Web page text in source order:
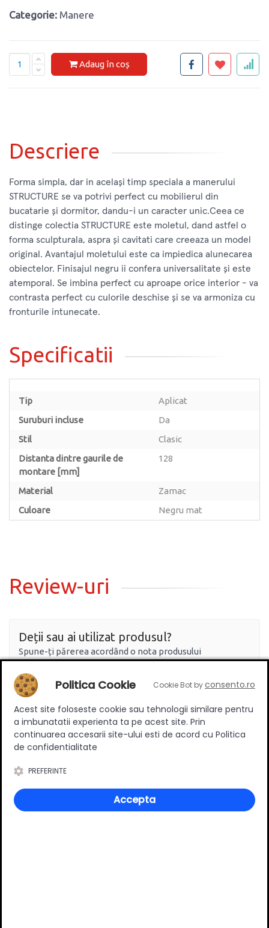
Categorie: Manere
Adaug în coș
Descriere
Forma simpla, dar in același timp speciala a manerului
STRUCTURE se va potrivi perfect cu mobilierul din
bucatarie și dormitor, dandu-i un caracter unic.Ceea ce
distinge colectia STRUCTURE este moletul, dand astfel o
forma sculpturala, aspra și cavitati care creeaza un model
original. Avantajul moletului este ca impiedica alunecarea
obiectelor. Finisajul negru ii confera universalitate și este
atemporal. Se imbina perfect cu aproape orice interior - va
contrasta perfect cu culorile deschise și se va armoniza cu
fronturile intunecate.
Specificatii
Tip
Aplicat
Suruburi incluse
Da
Stil
Clasic
Distanta dintre gaurile de
montare [mm]
128
Material
Zamac
Culoare
Negru mat
Review-uri
Deții sau ai utilizat produsul?
Spune-ți părerea acordând o nota produsului
Adaugă un review
Ratingul general al produsului
0(0 review-uri)
Politica Cookie Cookie Bot byconsento.ro
Acest site foloseste cookie sau tehnologii similare pentru
a imbunatatii experienta ta pe acest site. Prin
continuarea accesarii site-ului esti de acord cu Politica
de confidentialitate
PREFERINTE
Accepta